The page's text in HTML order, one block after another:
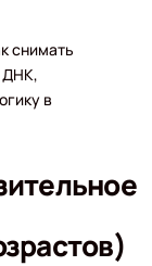
снимать
ДНК,
в